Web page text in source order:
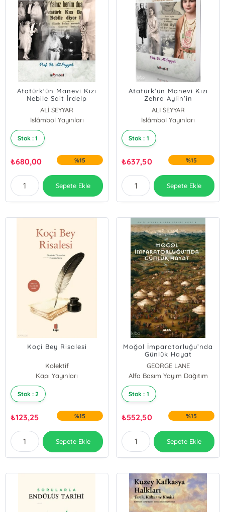
Atatürk'ün Manevi Kızı
Nebile Sait İrdelp
ALİ SEYYAR
İslâmbol Yayınları
Stok : 1
₺680,00 %15
Sepete Ekle
Atatürk'ün Manevi Kızı
Zehra Aylin’in
“Münasebetsİz” Ölümü
ALİ SEYYAR
İslâmbol Yayınları
Stok : 1
₺637,50 %15
Sepete Ekle
Koçi Bey Risalesi
Kolektif
Kapı Yayınları
Stok : 2
₺123,25 %15
Sepete Ekle
Moğol İmparatorluğu’nda
Günlük Hayat
GEORGE LANE
Alfa Basım Yayım Dağıtım
Stok : 1
₺552,50 %15
Sepete Ekle